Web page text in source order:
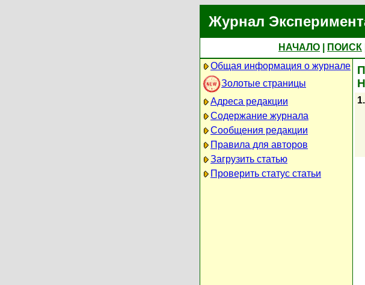
Журнал
НАЧАЛО ПОИСК
Общая информация о журнале
Золотые страницы
Адреса редакции
Содержание журнала
Сообщения редакции
Правила для авторов
Загрузить статью
Проверить статус статьи
1.